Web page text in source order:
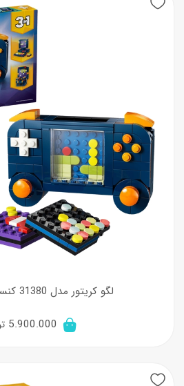
لگو کریتور مدل 31380 کنسول بازی رترو
5.900.000